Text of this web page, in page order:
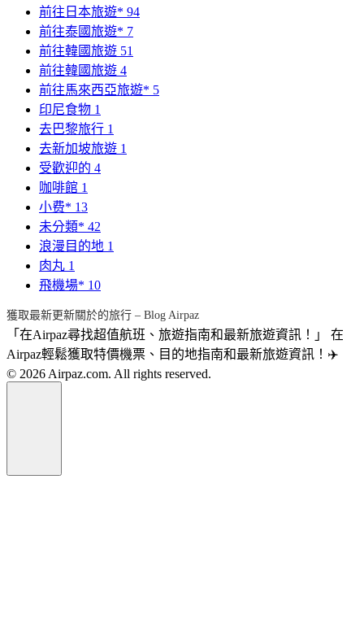
前往日本旅遊* 94
前往泰國旅遊* 7
前往韓國旅遊 51
前往韓國旅遊 4
前往馬來西亞旅遊* 5
印尼食物 1
去巴黎旅行 1
去新加坡旅遊 1
受歡迎的 4
咖啡館 1
小费* 13
未分類* 42
浪漫目的地 1
肉丸 1
飛機場* 10
獲取最新更新關於的旅行 – Blog Airpaz
「在Airpaz尋找超值航班、旅遊指南和最新旅遊資訊！」 在
Airpaz輕鬆獲取特價機票、目的地指南和最新旅遊資訊！✈️
© 2026 Airpaz.com. All rights reserved.